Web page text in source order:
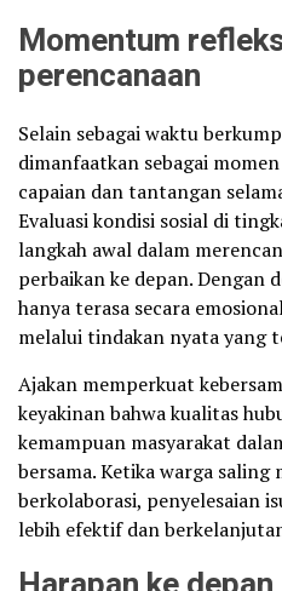
Momentum
perencanaan
Selain sebagai waktu
dimanfaatkan sebagai
capaian dan tantangan
Evaluasi kondisi sosial di
langkah awal dalam
perbaikan ke depan. Dengan
hanya terasa secara
melalui tindakan nyata yang
Ajakan memperkuat
keyakinan bahwa kualitas
kemampuan masyarakat
bersama. Ketika warga saling
berkolaborasi, penyelesaian
lebih efektif dan